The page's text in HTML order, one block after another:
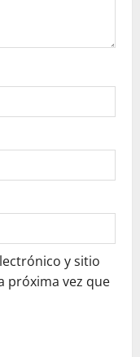
y sitio
próxima vez que